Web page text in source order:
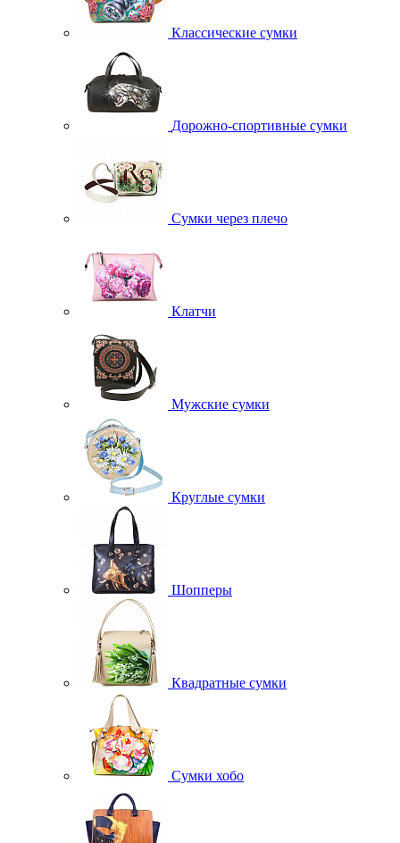
Классические сумки
Дорожно-спортивные сумки
Сумки через плечо
Клатчи
Мужские сумки
Круглые сумки
Шопперы
Квадратные сумки
Сумки хобо